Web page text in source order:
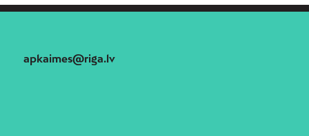
apkaimes@riga.lv